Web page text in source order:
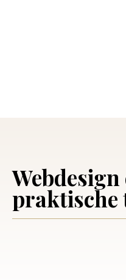
Webdesign
praktische